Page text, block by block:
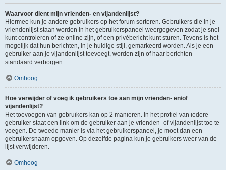
Waarvoor dient mijn vrienden- en vijandenlijst?
Hiermee kun je andere gebruikers op het forum sorteren. Gebruikers die in je
vriendenlijst staan worden in het gebruikerspaneel weergegeven zodat je snel
kunt controleren of ze online zijn, of een privébericht kunt sturen. Tevens is het
mogelijk dat hun berichten, in je huidige stijl, gemarkeerd worden. Als je een
gebruiker aan je vijandenlijst toevoegt, worden zijn of haar berichten
standaard verborgen.
Omhoog
Hoe verwijder of voeg ik gebruikers toe aan mijn vrienden- en/of
vijandenlijst?
Het toevoegen van gebruikers kan op 2 manieren. In het profiel van iedere
gebruiker staat een link om de gebruiker aan je vrienden- of vijandenlijst toe te
voegen. De tweede manier is via het gebruikerspaneel, je moet dan een
gebruikersnaam opgeven. Op dezelfde pagina kun je gebruikers weer van de
lijst verwijderen.
Omhoog